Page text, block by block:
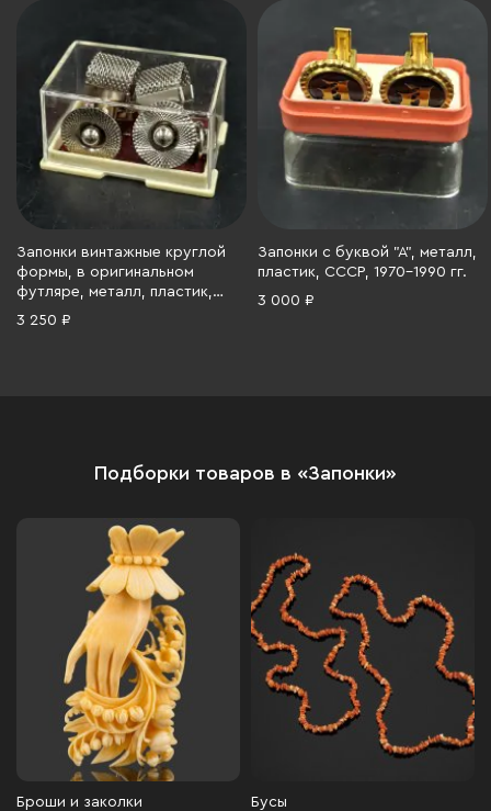
Запонки винтажные круглой
формы, в оригинальном
футляре, металл, пластик,
СССР, 1970-1990 гг.
3 250 ₽
Запонки с буквой "А", металл,
пластик, СССР, 1970-1990 гг.
3 000 ₽
Подборки товаров в «Запонки»
Броши и заколки Бусы